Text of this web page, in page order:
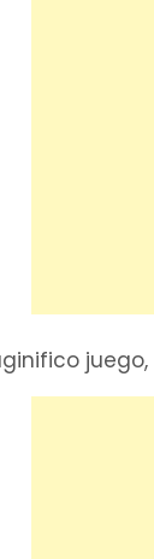
juego,